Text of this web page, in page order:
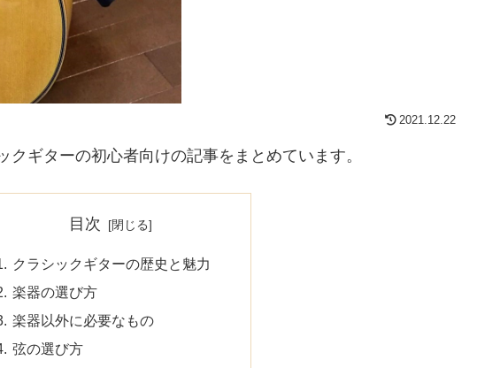
2021.12.22
ギターの初心者向けの記事をまとめています。
目次
クラシックギターの歴史と魅力
楽器の選び方
楽器以外に必要なもの
弦の選び方